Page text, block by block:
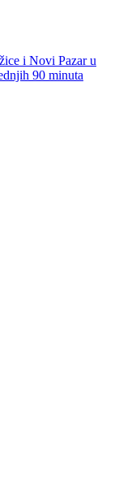
i Novi Pazar u
90 minuta